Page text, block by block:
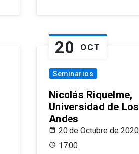
20 OCT
Seminarios
Nicolás Riquelme,
Universidad de Los
Andes
20 de Octubre de 2020
17:00